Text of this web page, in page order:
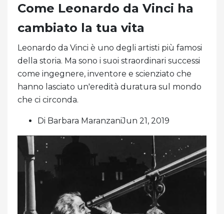
Come Leonardo da Vinci ha
cambiato la tua vita
Leonardo da Vinci è uno degli artisti più famosi
della storia. Ma sono i suoi straordinari successi
come ingegnere, inventore e scienziato che
hanno lasciato un'eredità duratura sul mondo
che ci circonda.
Di Barbara MaranzaniJun 21, 2019